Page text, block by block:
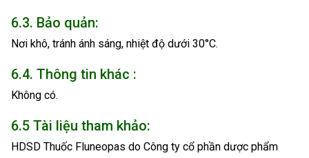
6.3. Bảo quản:
Nơi khô, tránh ánh sáng, nhiệt độ dưới 30°C.
6.4. Thông tin khác :
Không có.
6.5 Tài liệu tham khảo:
HDSD Thuốc Fluneopas do Công ty cổ phần dược phẩm